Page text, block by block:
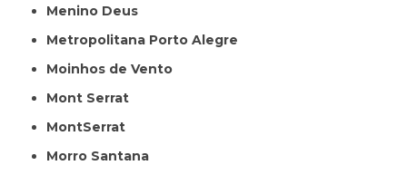
Menino Deus
Metropolitana Porto Alegre
Moinhos de Vento
Mont Serrat
MontSerrat
Morro Santana